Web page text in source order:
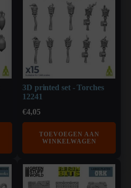
3D printed set - Torches
12241
€4,05
TOEVOEGEN AAN
WINKELWAGEN